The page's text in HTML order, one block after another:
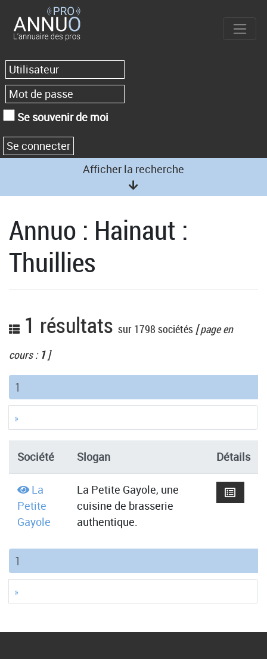
Se souvenir de moi
Afficher la recherche
Annuo : Hainaut :
Thuillies
1 résultats sur 1798 sociétés [ page en
cours : 1]
1
»
Société Slogan Détails
La
Petite
Gayole
La Petite Gayole, une
cuisine de brasserie
authentique.
1
»